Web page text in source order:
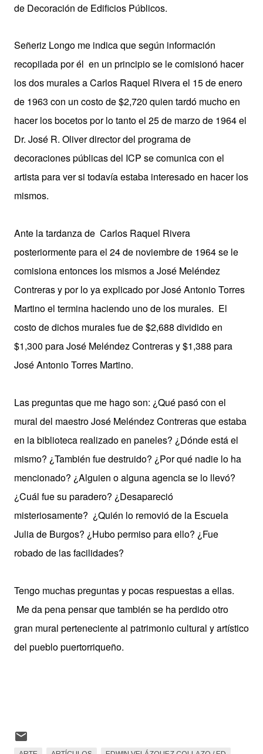
de Decoración de Edificios Públicos.
Señeriz Longo me indica que según información
recopilada por él en un principio se le comisionó hacer
los dos murales a Carlos Raquel Rivera el 15 de enero
de 1963 con un costo de $2,720 quien tardó mucho en
hacer los bocetos por lo tanto el 25 de marzo de 1964 el
Dr. José R. Oliver director del programa de
decoraciones públicas del ICP se comunica con el
artista para ver si todavía estaba interesado en hacer los
mismos.
Ante la tardanza de Carlos Raquel Rivera
posteriormente para el 24 de noviembre de 1964 se le
comisiona entonces los mismos a José Meléndez
Contreras y por lo ya explicado por José Antonio Torres
Martino el termina haciendo uno de los murales. El
costo de dichos murales fue de $2,688 dividido en
$1,300 para José Meléndez Contreras y $1,388 para
José Antonio Torres Martino.
Las preguntas que me hago son: ¿Qué pasó con el
mural del maestro José Meléndez Contreras que estaba
en la biblioteca realizado en paneles? ¿Dónde está el
mismo? ¿También fue destruido? ¿Por qué nadie lo ha
mencionado? ¿Alguien o alguna agencia se lo llevó?
¿Cuál fue su paradero? ¿Desapareció
misteriosamente? ¿Quién lo removió de la Escuela
Julia de Burgos? ¿Hubo permiso para ello? ¿Fue
robado de las facilidades?
Tengo muchas preguntas y pocas respuestas a ellas.
Me da pena pensar que también se ha perdido otro
gran mural perteneciente al patrimonio cultural y artístico
del pueblo puertorriqueño.